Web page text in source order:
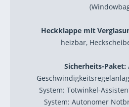
Heckklappe mit
heizbar,
Sicherheits-Paket:
System: Totwinkel-
System: Autonomer